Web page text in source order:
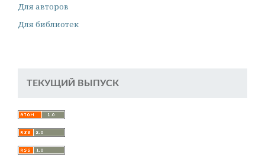
Для авторов
Для библиотек
ТЕКУЩИЙ ВЫПУСК